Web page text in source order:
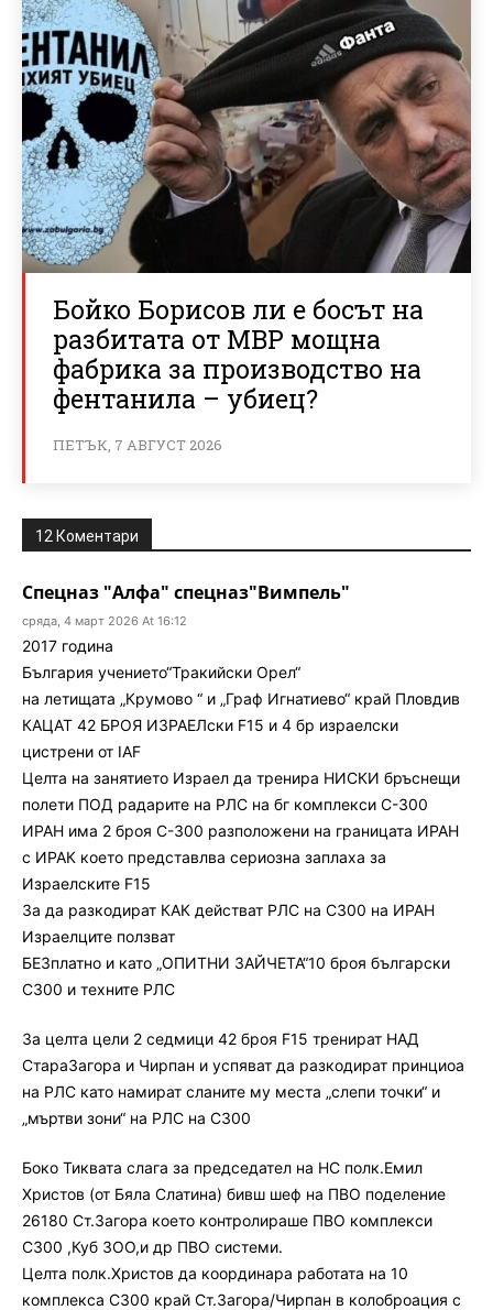
Бойко Борисов ли е босът на
разбитата от МВР мощна
фабрика за производство на
фентанила – убиец?
ПЕТЪК, 7 АВГУСТ 2026
12 Коментари
Спецназ "Алфа" спецназ"Вимпель"
сряда, 4 март 2026 At 16:12
2017 година
България учението“Тракийски Орел“
на летищата „Крумово “ и „Граф Игнатиево“ край Пловдив
КАЦАТ 42 БРОЯ ИЗРАЕЛски F15 и 4 бр израелски
цистрени от IAF
Целта на занятието Израел да тренира НИСКИ бръснещи
полети ПОД радарите на РЛС на бг комплекси С-300
ИРАН има 2 броя С-300 разположени на границата ИРАН
с ИРАК което представлва сериозна заплаха за
Израелските F15
За да разкодират КАК действат РЛС на С300 на ИРАН
Израелците ползват
БЕЗплатно и като „ОПИТНИ ЗАЙЧЕТА“10 броя български
С300 и техните РЛС
За целта цели 2 седмици 42 броя F15 тренират НАД
СтараЗагора и Чирпан и успяват да разкодират принциоа
на РЛС като намират сланите му места „слепи точки“ и
„мъртви зони“ на РЛС на С300
Боко Тиквата слага за председател на НС полк.Емил
Христов (от Бяла Слатина) бивш шеф на ПВО поделение
26180 Ст.Загора което контролираше ПВО комплекси
С300 ,Куб ЗОО,и др ПВО системи.
Целта полк.Христов да координара работата на 10
комплекса С300 край Ст.Загора/Чирпан в колоброация с